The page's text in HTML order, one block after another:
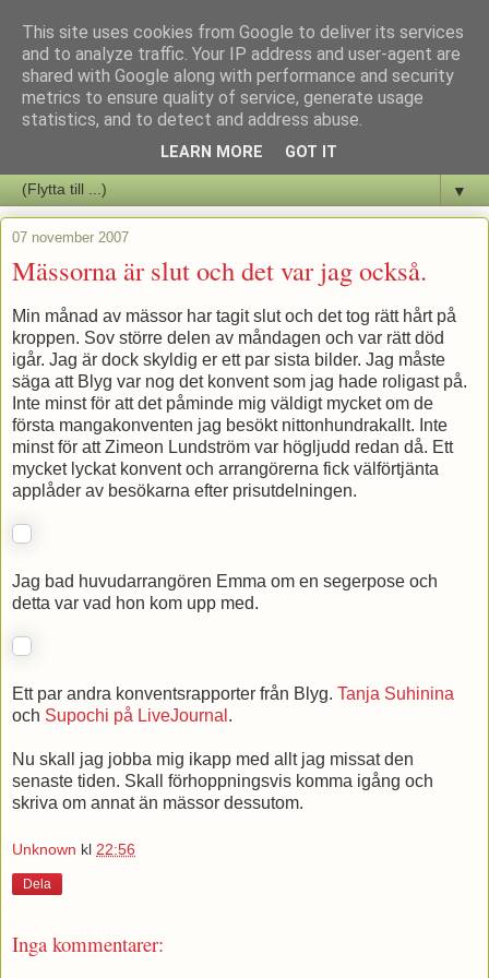
Staffars Seriers Blog
Vi skriver om serienyheter av alla de slag samt om vad som sker i
▼
07 november 2007
Mässorna är slut och det var jag också.
Min månad av mässor har tagit slut och det tog rätt hårt på
kroppen. Sov större delen av måndagen och var rätt död
igår. Jag är dock skyldig er ett par sista bilder. Jag måste
säga att Blyg var nog det konvent som jag hade roligast på.
Inte minst för att det påminde mig väldigt mycket om de
första mangakonventen jag besökt nittonhundrakallt. Inte
minst för att Zimeon Lundström var högljudd redan då. Ett
mycket lyckat konvent och arrangörerna fick välförtjänta
applåder av besökarna efter prisutdelningen.
Jag bad huvudarrangören Emma om en segerpose och
detta var vad hon kom upp med.
Ett par andra konventsrapporter från Blyg. Tanja Suhinina
och Supochi på LiveJournal .
Nu skall jag jobba mig ikapp med allt jag missat den
senaste tiden. Skall förhoppningsvis komma igång och
skriva om annat än mässor dessutom.
Unknown kl 22:56
Dela
Inga kommentarer:
This site uses cookies from Google to deliver its services
and to analyze traffic. Your IP address and user-agent are
shared with Google along with performance and security
metrics to ensure quality of service, generate usage
statistics, and to detect and address abuse.
LEARN MORE GOT IT